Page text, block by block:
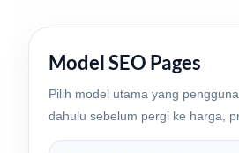
Model SEO Pages
Pilih model utama yang
dahulu sebelum pergi ke harga,